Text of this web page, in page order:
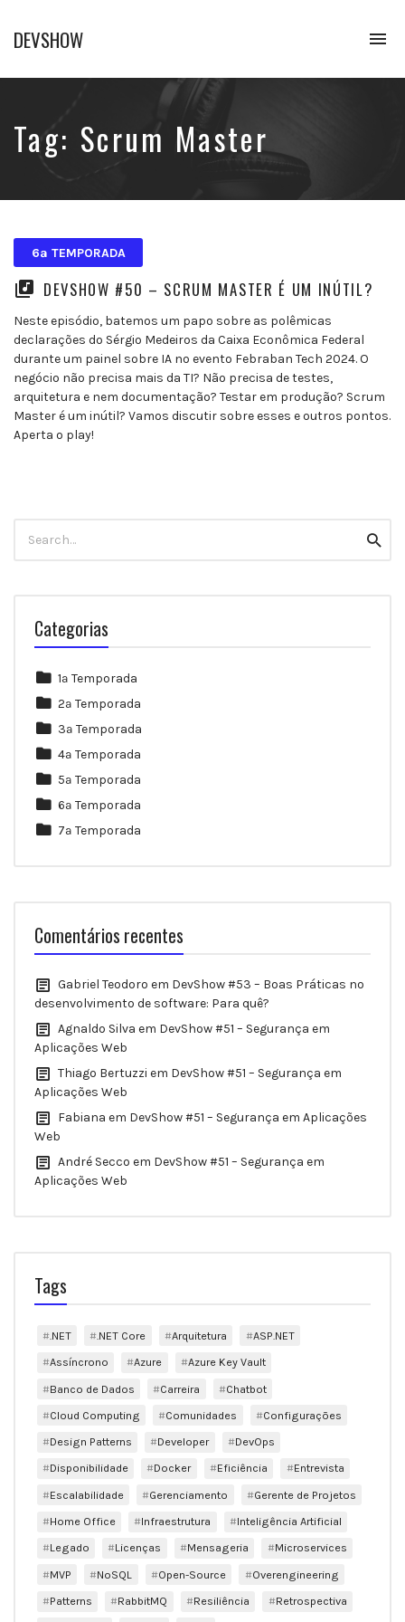
DEVSHOW
em
Tag: Scrum Master
6ª TEMPORADA
DEVSHOW #50 – SCRUM MASTER É UM INÚTIL?
Neste episódio, batemos um papo sobre as polêmicas
declarações do Sérgio Medeiros da Caixa Econômica Federal
durante um painel sobre IA no evento Febraban Tech 2024. O
negócio não precisa mais da TI? Não precisa de testes,
arquitetura e nem documentação? Testar em produção? Scrum
Master é um inútil? Vamos discutir sobre esses e outros pontos.
Aperta o play!
for:
Categorias
1ª Temporada
2ª Temporada
3ª Temporada
4ª Temporada
5ª Temporada
6ª Temporada
7ª Temporada
Comentários recentes
Gabriel Teodoro em DevShow #53 – Boas Práticas no
desenvolvimento de software: Para quê?
Agnaldo Silva em DevShow #51 – Segurança em
Aplicações Web
Thiago Bertuzzi em DevShow #51 – Segurança em
Aplicações Web
Fabiana em DevShow #51 – Segurança em Aplicações
Web
André Secco em DevShow #51 – Segurança em
Aplicações Web
Tags
.NET .NET Core Arquitetura
ASP.NET
Assíncrono
Azure
Azure Key Vault
Banco de Dados
Carreira
Chatbot
Cloud Computing
Comunidades
Configurações
Design Patterns
Developer
DevOps
Disponibilidade
Docker Eficiência
Entrevista
Escalabilidade
Gerenciamento
Gerente de Projetos
Home Office
Infraestrutura
Inteligência Artificial
Legado
Licenças Mensageria
Microservices
MVP
NoSQL Open-Source
Overengineering
Patterns
RabbitMQ Resiliência
Retrospectiva